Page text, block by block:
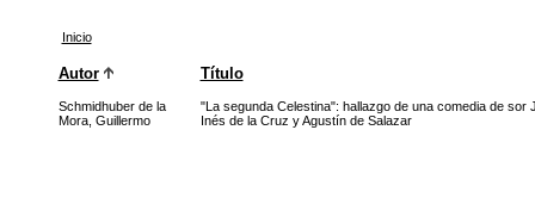
Inicio
Autor Título
Schmidhuber de la
Mora, Guillermo
"La segunda Celestina": hallazgo de una comedia de sor
Inés de la Cruz y Agustín de Salazar